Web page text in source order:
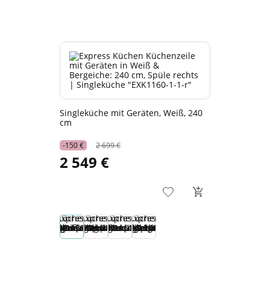
Singleküche mit Geräten, Weiß, 240
cm
-150 € 2 699 €
2 549 €